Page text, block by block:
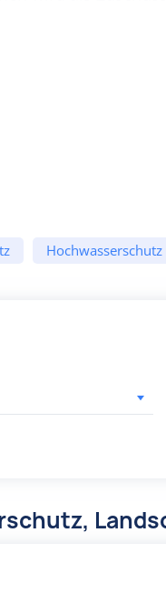
Hochwasserschutz